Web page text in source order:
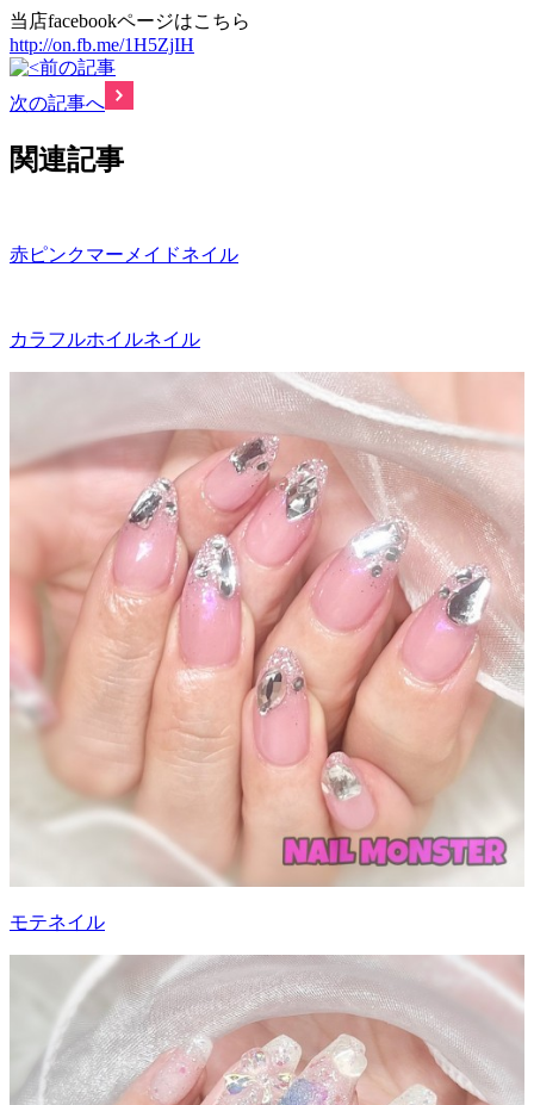
当店facebookページはこちら
http://on.fb.me/1H5ZjIH
前の記事
次の記事へ
関連記事
赤ピンクマーメイドネイル
カラフルホイルネイル
モテネイル